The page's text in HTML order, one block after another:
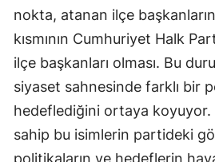
nokta, atanan ilçe
kısmının Cumhuriyet Halk
ilçe başkanları olması. Bu
siyaset sahnesinde farklı bir
hedeflediğini ortaya koyuyor.
sahip bu isimlerin partideki
politikaların ve hedeflerin